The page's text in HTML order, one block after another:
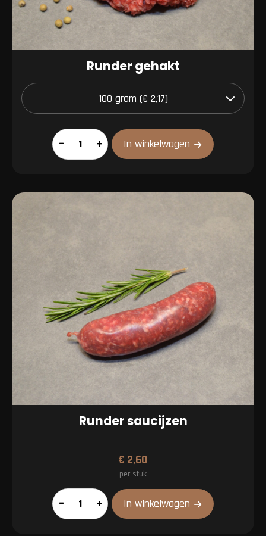
Runder gehakt
Runder
gehakt
– + In winkelwagen
Runder saucijzen
€ 2,60
per stuk
Runder
saucijzen
– + In winkelwagen